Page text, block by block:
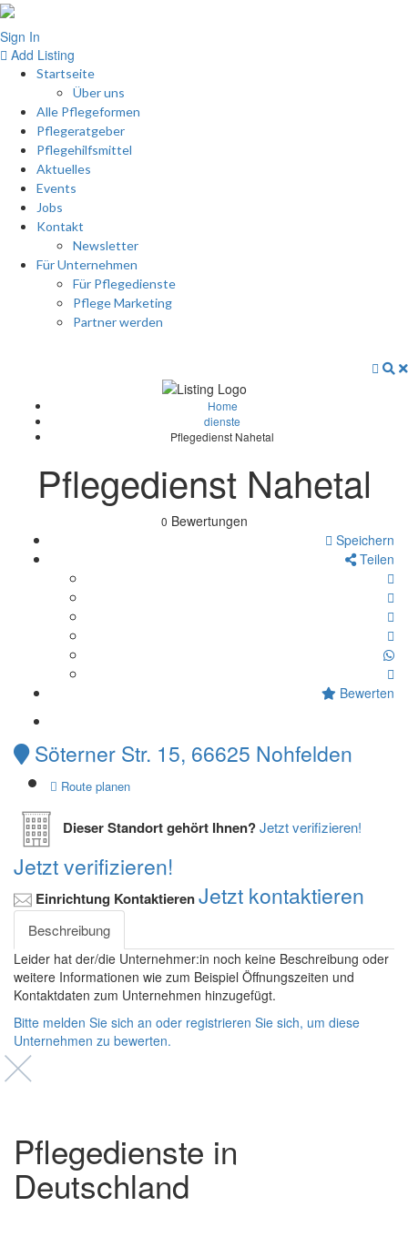
Sign In
Add Listing
Startseite
Über uns
Alle Pflegeformen
Pflegeratgeber
Pflegehilfsmittel
Aktuelles
Events
Jobs
Kontakt
Newsletter
Für Unternehmen
Für Pflegedienste
Pflege Marketing
Partner werden
Home
dienste
Pflegedienst Nahetal
Pflegedienst Nahetal
0 Bewertungen
Speichern
Teilen
Bewerten
Söterner Str. 15, 66625 Nohfelden
Route planen
Dieser Standort gehört Ihnen?Jetzt verifizieren!
Jetzt verifizieren!
Einrichtung KontaktierenJetzt kontaktieren
Beschreibung
Leider hat der/die Unternehmer:in noch keine Beschreibung oder
weitere Informationen wie zum Beispiel Öffnungszeiten und
Kontaktdaten zum Unternehmen hinzugefügt.
Bitte melden Sie sich an oder registrieren Sie sich, um diese
Unternehmen zu bewerten.
Pflegedienste in
Deutschland